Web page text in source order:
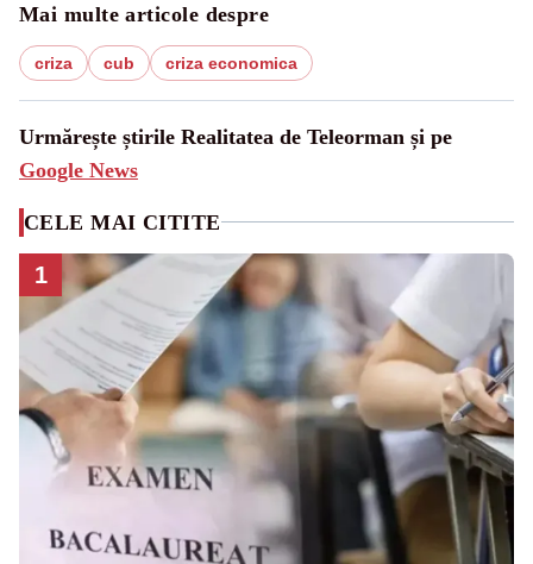
Mai multe articole despre
criza cub criza economica
Urmărește știrile Realitatea de Teleorman și pe
Google News
CELE MAI CITITE
1